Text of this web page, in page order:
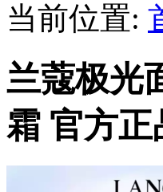
当前位置:
兰蔻极光
霜 官方正